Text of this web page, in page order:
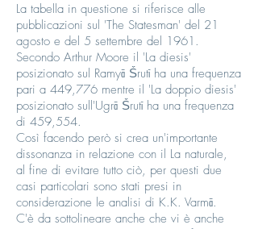
La tabella in questione si riferisce alle
pubblicazioni sul 'The Statesman' del 21
agosto e del 5 settembre del 1961.
Secondo Arthur Moore il 'La diesis'
posizionato sul Ramyā Ṥrutī ha una frequenza
pari a 449,776 mentre il 'La doppio diesis'
posizionato sull'Ugrā Ṥrutī ha una frequenza
di 459,554.
Così facendo però si crea un'importante
dissonanza in relazione con il La naturale,
al fine di evitare tutto ciò, per questi due
casi particolari sono stati presi in
considerazione le analisi di K.K. Varmā.
C'è da sottolineare anche che vi è anche